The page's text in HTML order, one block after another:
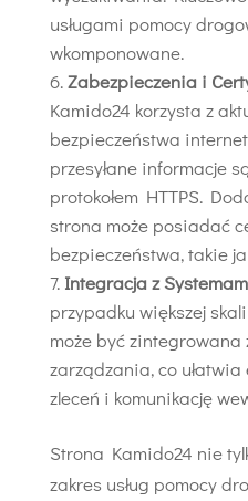
usługami pomocy
wkomponowane.
Zabezpieczenia i
Kamido24 korzysta z
bezpieczeństwa
przesyłane informacje
protokołem HTTPS.
strona może posiadać
bezpieczeństwa, takie
Integracja z
przypadku większej
może być zintegrowana
zarządzania, co ułatwia
zleceń i komunikację
Strona Kamido24 nie
zakres usług pomocy